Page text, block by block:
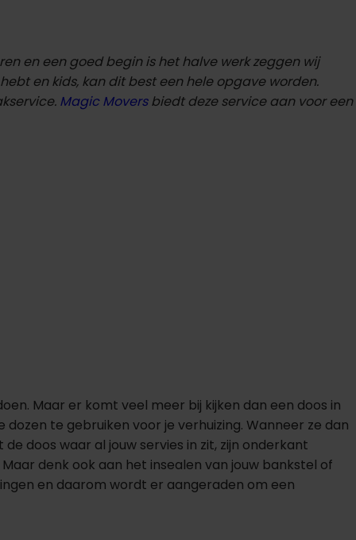
en een goed begin is het halve werk zeggen wij
en kids, kan dit best een hele opgave worden.
Magic Moversbiedt deze service aan voor een
Maar er komt veel meer bij kijken dan een doos in
te gebruiken voor je verhuizing. Wanneer ze dan
doos waar al jouw servies in zit, zijn onderkant
denk ook aan het insealen van jouw bankstel of
en daarom wordt er aangeraden om een